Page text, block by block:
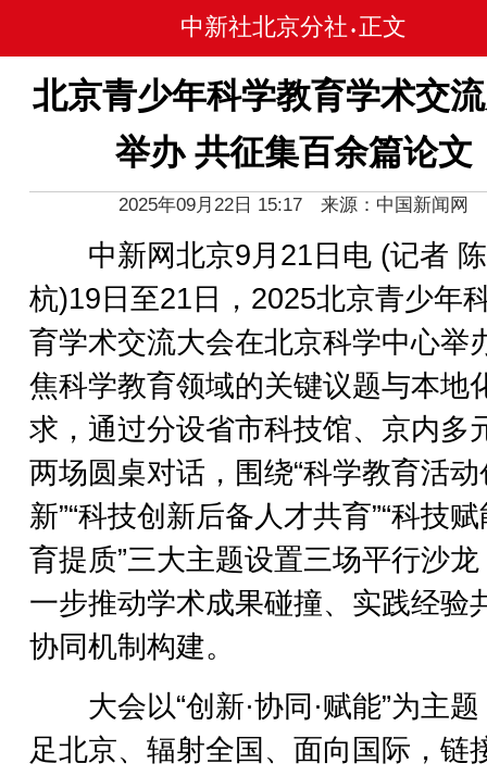
中新社北京分社 • 正文
北京青少年科学教育学术交
举办 共征集百余篇论文
2025年09月22日 15:17 来源：中国新闻网
中新网北京9月21日电 (记者 陈
杭)19日至21日，2025北京青少年
育学术交流大会在北京科学中心举
焦科学教育领域的关键议题与本地
求，通过分设省市科技馆、京内多
两场圆桌对话，围绕“科学教育活动
新”“科技创新后备人才共育”“科技
育提质”三大主题设置三场平行沙
一步推动学术成果碰撞、实践经验
协同机制构建。
大会以“创新·协同·赋能”为主题
足北京、辐射全国、面向国际，链